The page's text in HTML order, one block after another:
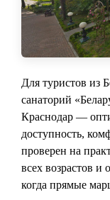
Для туристов из
санаторий
Краснодар —
доступность,
проверен на
всех возрастов и
когда прямые